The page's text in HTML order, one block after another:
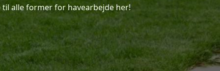
alle former for havearbejde her!